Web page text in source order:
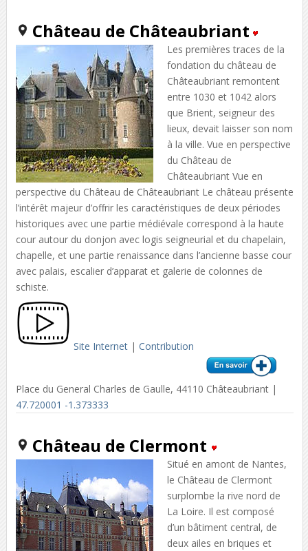
Château de Châteaubriant
Les premières traces de la
fondation du château de
Châteaubriant remontent
entre 1030 et 1042 alors
que Brient, seigneur des
lieux, devait laisser son nom
à la ville. Vue en perspective
du Château de
Châteaubriant Vue en
perspective du Château de Châteaubriant Le château présente
l’intérêt majeur d’offrir les caractéristiques de deux périodes
historiques avec une partie médiévale correspond à la haute
cour autour du donjon avec logis seigneurial et du chapelain,
chapelle, et une partie renaissance dans l’ancienne basse cour
avec palais, escalier d’apparat et galerie de colonnes de
schiste.
Site Internet| Contribution
Place du General Charles de Gaulle, 44110 Châteaubriant |
47.720001 -1.373333
Château de Clermont
Situé en amont de Nantes,
le Château de Clermont
surplombe la rive nord de
La Loire. Il est composé
d’un bâtiment central, de
deux ailes en briques et